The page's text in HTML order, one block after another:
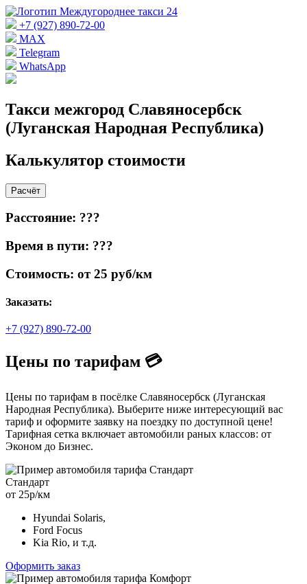
+7 (927) 890-72-00
MAX
Telegram
WhatsApp
Такси межгород Славяносербск
(Луганская Народная Республика)
Калькулятор стоимости
Расчёт
Расстояние: ???
Время в пути: ???
Стоимость: от 25 руб/км
Заказать:
+7 (927) 890-72-00
Цены по тарифам 💳
Цены по тарифам в посёлке Славяносербск (Луганская
Народная Республика). Выберите ниже интересующий вас
тариф и оформите заявку на поездку по доступной цене!
Тарифная сетка включает автомобили раных классов: от
Эконом до Бизнес.
Стандарт
от 25р/км
Hyundai Solaris,
Ford Focus
Kia Rio, и т.д.
Оформить заказ